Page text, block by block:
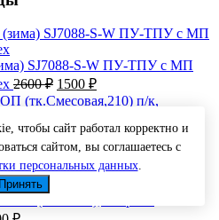
SJ7088-S-W ПУ-ТПУ с МП
2600₽ Первоначальная
цена
2600 ₽.
1500 ₽Текущая
цена:
п/к, т.синий/
Текущая
цена:
1900 ₽.
Текущая
чтобы сайт работал корректно и
сайтом, вы соглашаетесь с
персональных данных.
Принять